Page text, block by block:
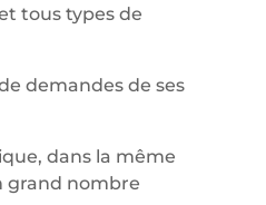
tous types de
demandes de ses
dans la même
grand nombre